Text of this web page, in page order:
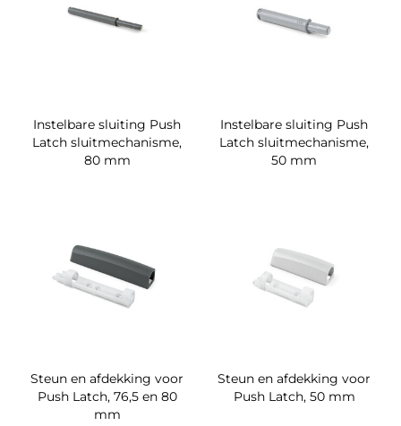
Instelbare sluiting Push
Latch sluitmechanisme,
80 mm
Instelbare sluiting Push
Latch sluitmechanisme,
50 mm
Steun en afdekking voor
Push Latch, 76,5 en 80
mm
Steun en afdekking voor
Push Latch, 50 mm